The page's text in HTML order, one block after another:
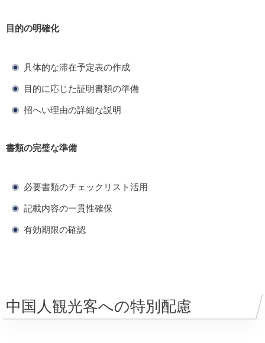
目的の明確化
具体的な滞在予定表の作成
目的に応じた証明書類の準備
招へい理由の詳細な説明
書類の完璧な準備
必要書類のチェックリスト活用
記載内容の一貫性確保
有効期限の確認
中国人観光客への特別配慮